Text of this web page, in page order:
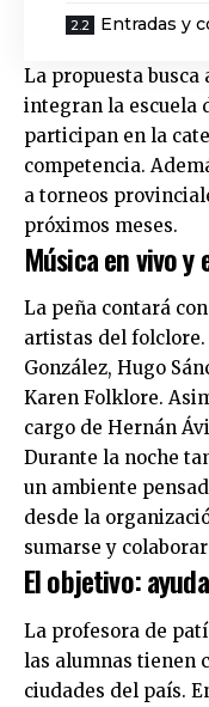
Entradas y
La propuesta busca
integran la escuela
participan en la
competencia.
a torneos
próximos meses.
Música en vivo
La peña contará
artistas del
González, Hugo
Karen Folklore.
cargo de Hernán
Durante la noche
un ambiente
desde la
sumarse y
El objetivo:
La profesora de
las alumnas tienen
ciudades del país.